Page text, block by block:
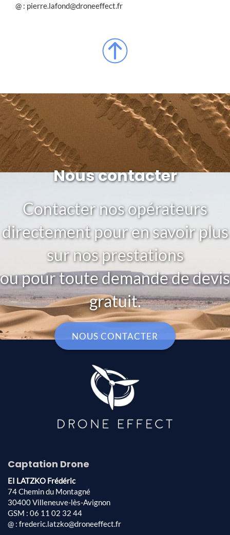
@ : pierre.lafond@droneeffect.fr
Nous contacter
Contacter nos opérateurs
directement pour en savoir plus
sur nos prestations
ou pour toute demande de devis
gratuit.
NOUS CONTACTER
Captation Drone
EI LATZKO Frédéric
74 Chemin du Montagné
30400 Villeneuve-lès-Avignon
GSM : 06 11 02 32 44
@ : frederic.latzko@droneeffect.fr